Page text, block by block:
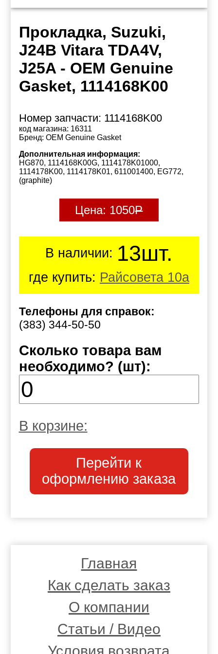
Прокладка, Suzuki,
J24B Vitara TDA4V,
J25A - OEM Genuine
Gasket, 1114168K00
Номер запчасти: 1114168K00
код магазина: 16311
Бренд: OEM Genuine Gasket
Дополнительная информация:
HG870, 1114168K00G, 1114178K01000,
1114178K00, 1114178K01, 611001400, EG772,
(graphite)
Цена: 1050Р
В наличии: 13шт.
где купить: Райсовета 10а
Телефоны для справок:
(383) 344-50-50
Сколько товара вам
необходимо? (шт):
В корзине:
Перейти к
оформлению заказа
Главная
Как сделать заказ
О компании
Статьи / Видео